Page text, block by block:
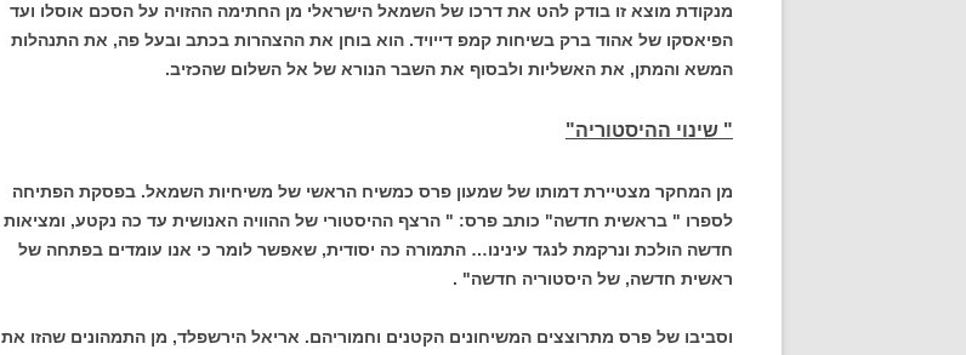
מנקודת מוצא זו בודק להט את דרכו של השמאל הישראלי מן החתימה ההזויה על הסכם אוסלו ועד
הפיאסקו של אהוד ברק בשיחות קמפ דייויד. הוא בוחן את ההצהרות בכתב ובעל פה, את התנהלות
המשא והמתן, את האשליות ולבסוף את השבר הנורא של אל השלום שהכזיב.
" שינוי ההיסטוריה"
מן המחקר מצטיירת דמותו של שמעון פרס כמשיח הראשי של משיחיות השמאל. בפסקת הפתיחה
לספרו " בראשית חדשה" כותב פרס: " הרצף ההיסטורי של ההוויה האנושית עד כה נקטע, ומציאות
חדשה הולכת ונרקמת לנגד עינינו… התמורה כה יסודית, שאפשר לומר כי אנו עומדים בפתחה של
ראשית חדשה, של היסטוריה חדשה" .
וסביבו של פרס מתרוצצים המשיחונים הקטנים וחמוריהם. אריאל הירשפלד, מן התמהונים שהזו את